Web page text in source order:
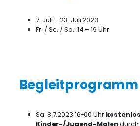
7. Juli – 23. Juli 2023
Fr. / Sa. / So.: 14 – 19 Uhr
Begleitprogramm
Sa. 8.7.2023 16-00 Uhr
Kinder-/Jugend-Malendurch